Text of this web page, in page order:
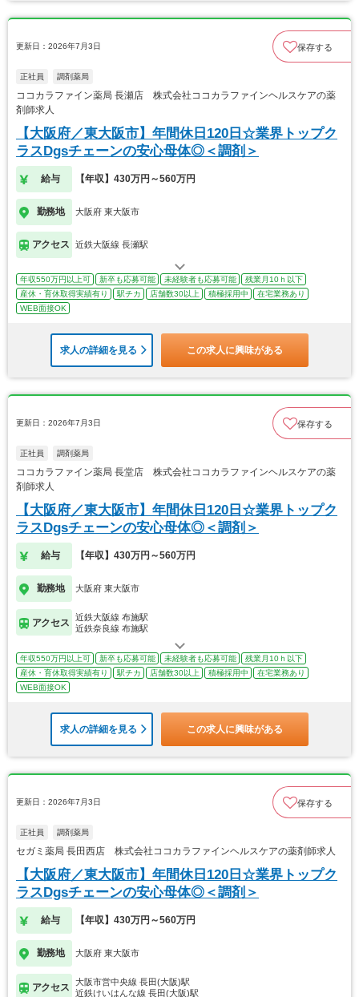
更新日：2026年7月3日 保存する
正社員 調剤薬局
ココカラファイン薬局 長瀬店 株式会社ココカラファインヘルスケアの薬
剤師求人
【大阪府／東大阪市】年間休日120日☆業界トップク
ラスDgsチェーンの安心母体◎＜調剤＞
給与 【年収】430万円～560万円
勤務地 大阪府 東大阪市
アクセス 近鉄大阪線 長瀬駅
年収550万円以上可 新卒も応募可能 未経験者も応募可能
残業月10ｈ以下
産休・育休取得実績有り
駅チカ 店舗数30以上 積極採用中
在宅業務あり
WEB面接OK
求人の詳細を見る この求人に興味がある
更新日：2026年7月3日 保存する
正社員 調剤薬局
ココカラファイン薬局 長堂店 株式会社ココカラファインヘルスケアの薬
剤師求人
【大阪府／東大阪市】年間休日120日☆業界トップク
ラスDgsチェーンの安心母体◎＜調剤＞
給与 【年収】430万円～560万円
勤務地 大阪府 東大阪市
アクセス
近鉄大阪線 布施駅
近鉄奈良線 布施駅
年収550万円以上可 新卒も応募可能 未経験者も応募可能
残業月10ｈ以下
産休・育休取得実績有り
駅チカ 店舗数30以上 積極採用中
在宅業務あり
WEB面接OK
求人の詳細を見る この求人に興味がある
更新日：2026年7月3日 保存する
正社員 調剤薬局
セガミ薬局 長田西店 株式会社ココカラファインヘルスケアの薬剤師求人
【大阪府／東大阪市】年間休日120日☆業界トップク
ラスDgsチェーンの安心母体◎＜調剤＞
給与 【年収】430万円～560万円
勤務地 大阪府 東大阪市
アクセス
大阪市営中央線 長田(大阪)駅
近鉄けいはんな線 長田(大阪)駅